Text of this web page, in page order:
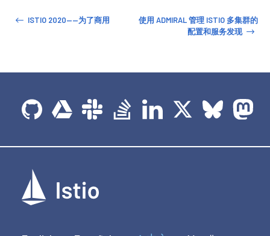
ISTIO 2020——为了商用
使用 ADMIRAL 管理 ISTIO 多集群的
配置和服务发现